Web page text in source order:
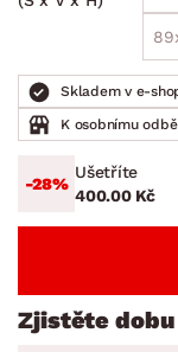
Skladem v e-
K osobnímu
-28%
Ušetříte
400.00 Kč
Zjistěte